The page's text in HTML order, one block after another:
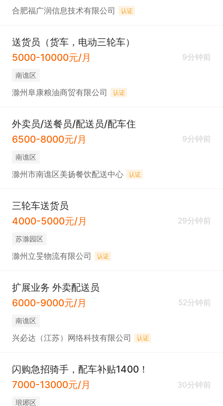
合肥福广润信息技术有限公司 认证
送货员（货车，电动三轮车）
5000-10000元/月
9分钟前
南谯区
滁州阜康粮油商贸有限公司 认证
外卖员/送餐员/配送员/配车住
6500-8000元/月
9分钟前
南谯区
滁州市南谯区美扬餐饮配送中心 认证
三轮车送货员
4000-5000元/月
29分钟前
苏滁园区
滁州立旻物流有限公司 认证
扩展业务 外卖配送员
6000-9000元/月
52分钟前
南谯区
兴必达（江苏）网络科技有限公司 认证
闪购急招骑手，配车补贴1400！
7000-13000元/月
30分钟前
琅琊区